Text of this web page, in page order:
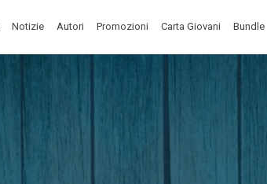
Notizie Autori Promozioni Carta Giovani Bundle